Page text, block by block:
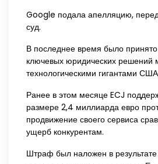
Google подала апелляцию,
суд.
В последнее время было принято
ключевых юридических решений
технологическими гигантами
Ранее в этом месяце ECJ
размере 2,4 миллиарда евро
продвижение своего сервиса
ущерб конкурентам.
Штраф был наложен в